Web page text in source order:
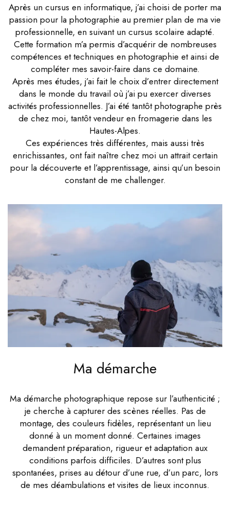
Après un cursus en informatique, j’ai choisi de porter ma
passion pour la photographie au premier plan de ma vie
professionnelle, en suivant un cursus scolaire adapté.
Cette formation m’a permis d’acquérir de nombreuses
compétences et techniques en photographie et ainsi de
compléter mes savoir-faire dans ce domaine.
Après mes études, j’ai fait le choix d’entrer directement
dans le monde du travail où j’ai pu exercer diverses
activités professionnelles. J’ai été tantôt photographe près
de chez moi, tantôt vendeur en fromagerie dans les
Hautes-Alpes.
Ces expériences très différentes, mais aussi très
enrichissantes, ont fait naître chez moi un attrait certain
pour la découverte et l’apprentissage, ainsi qu’un besoin
constant de me challenger.
Ma démarche
Ma démarche photographique repose sur l’authenticité ;
je cherche à capturer des scènes réelles. Pas de
montage, des couleurs fidèles, représentant un lieu
donné à un moment donné. Certaines images
demandent préparation, rigueur et adaptation aux
conditions parfois difficiles. D’autres sont plus
spontanées, prises au détour d’une rue, d’un parc, lors
de mes déambulations et visites de lieux inconnus.